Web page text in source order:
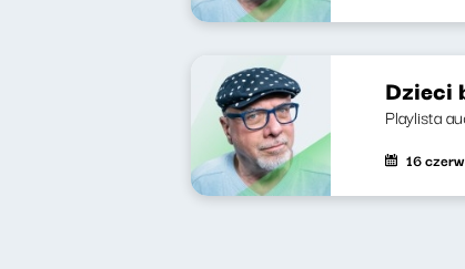
Dzieci
Playlista
16